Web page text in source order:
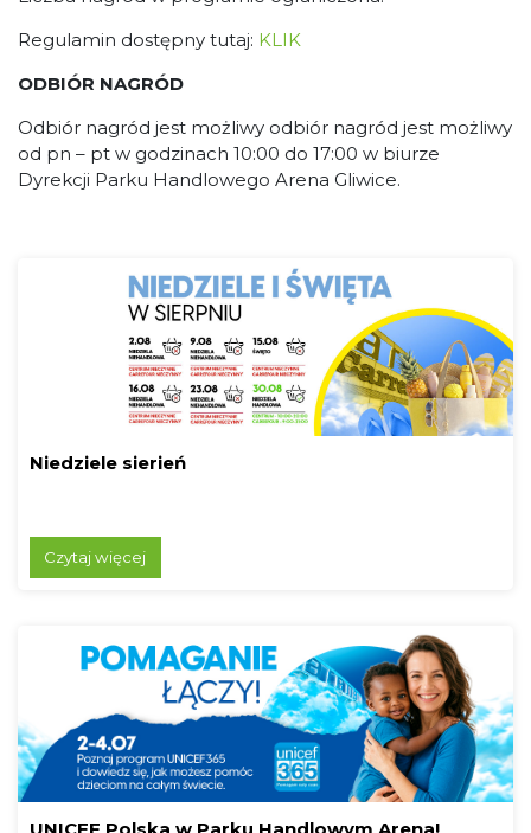
Regulamin dostępny tutaj: KLIK
ODBIÓR NAGRÓD
Odbiór nagród jest możliwy odbiór nagród jest możliwy
od pn – pt w godzinach 10:00 do 17:00 w biurze
Dyrekcji Parku Handlowego Arena Gliwice.
Niedziele sierień
Czytaj więcej